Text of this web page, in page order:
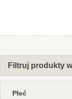
Filtruj produkty
Płeć